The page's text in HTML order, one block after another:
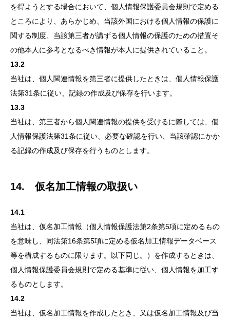
を得ようとする場合において、個人情報保護委員会規則で定める
ところにより、あらかじめ、当該外国における個人情報の保護に
関する制度、当該第三者が講ずる個人情報の保護のための措置そ
の他本人に参考となるべき情報が本人に提供されていること。
13.2
当社は、個人関連情報を第三者に提供したときは、個人情報保護
法第31条に従い、記録の作成及び保存を行います。
13.3
当社は、第三者から個人関連情報の提供を受けるに際しては、個
人情報保護法第31条に従い、必要な確認を行い、当該確認にかか
る記録の作成及び保存を行うものとします。
14. 仮名加工情報の取扱い
14.1
当社は、仮名加工情報（個人情報保護法第2条第5項に定めるもの
を意味し、同法第16条第5項に定める仮名加工情報データベース
等を構成するものに限ります。以下同じ。）を作成するときは、
個人情報保護委員会規則で定める基準に従い、個人情報を加工す
るものとします。
14.2
当社は、仮名加工情報を作成したとき、又は仮名加工情報及び当